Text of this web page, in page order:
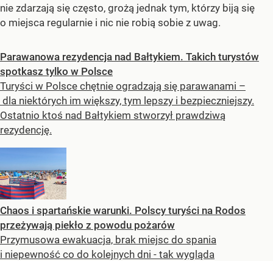
nie zdarzają się często, grożą jednak tym, którzy biją się
o miejsca regularnie i nic nie robią sobie z uwag.
Parawanowa rezydencja nad Bałtykiem. Takich turystów
spotkasz tylko w Polsce
Turyści w Polsce chętnie ogradzają się parawanami –
dla niektórych im większy, tym lepszy i bezpieczniejszy.
Ostatnio ktoś nad Bałtykiem stworzył prawdziwą
rezydencję.
Chaos i spartańskie warunki. Polscy turyści na Rodos
przeżywają piekło z powodu pożarów
Przymusowa ewakuacja, brak miejsc do spania
i niepewność co do kolejnych dni - tak wygląda